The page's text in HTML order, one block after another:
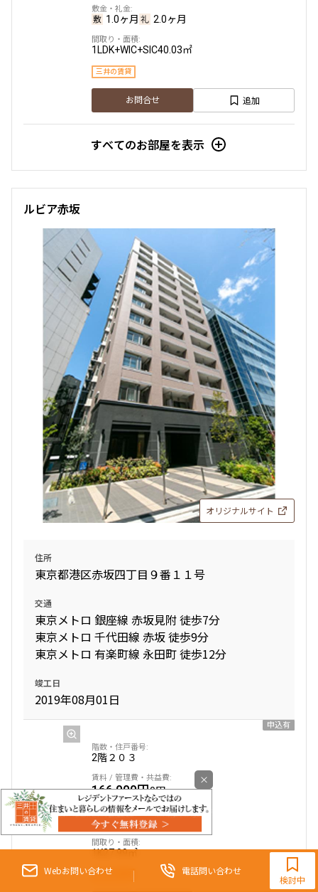
Webお問い合わせ 電話問い合わせ
9:30~18:00（水曜定休）
検討中
1.0ヶ月 2.0ヶ月
1LDK+WIC+SIC40.03㎡
三井の賃貸
お問合せ 追加
すべてのお部屋を表示
ルビア赤坂
オリジナルサイト
住所
東京都港区赤坂四丁目９番１１号
交通
東京メトロ 銀座線 赤坂見附 徒歩7分
東京メトロ 千代田線 赤坂 徒歩9分
東京メトロ 有楽町線 永田町 徒歩12分
竣工日
2019年08月01日
申込有
2階２０３
166,000円0円
1.0ヶ月 2.0ヶ月
1K27.99㎡
三井の賃貸
×